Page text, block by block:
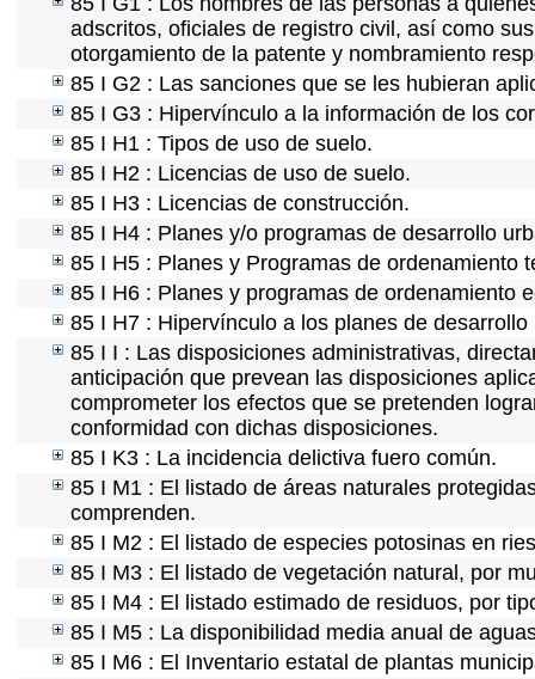
adscritos, oficiales de registro civil, así como
otorgamiento de la patente y nombramiento
85 I G2 : Las sanciones que se les hubieran
85 I G3 : Hipervínculo a la información de los
85 I H1 : Tipos de uso de suelo.
85 I H2 : Licencias de uso de suelo.
85 I H3 : Licencias de construcción.
85 I H4 : Planes y/o programas de desarrollo
85 I H5 : Planes y Programas de ordenamiento
85 I H6 : Planes y programas de ordenamiento
85 I H7 : Hipervínculo a los planes de desarrollo
85 I I : Las disposiciones administrativas,
anticipación que prevean las disposiciones
comprometer los efectos que se pretenden
conformidad con dichas disposiciones.
85 I K3 : La incidencia delictiva fuero común.
85 I M1 : El listado de áreas naturales
comprenden.
85 I M2 : El listado de especies potosinas en
85 I M3 : El listado de vegetación natural, por
85 I M4 : El listado estimado de residuos, por
85 I M5 : La disponibilidad media anual de
85 I M6 : El Inventario estatal de plantas